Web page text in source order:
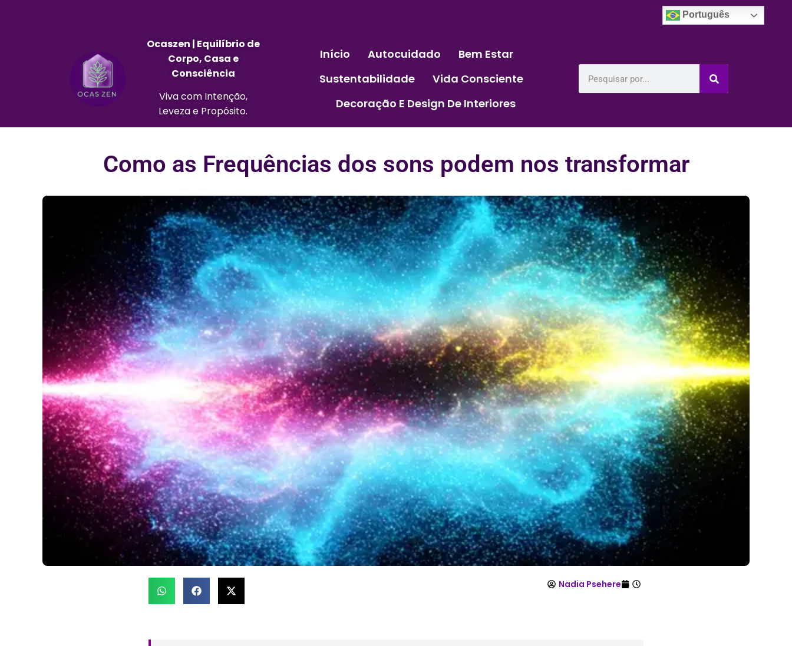
Português
Ocaszen | Equilíbrio de
Corpo, Casa e
Consciência
Viva com Intenção,
Leveza e Propósito.
Início Autocuidado
Bem Estar
Sustentabilidade
Vida Consciente
Decoração E Design De Interiores
Como as Frequências dos sons podem nos transformar
Nadia Psehere